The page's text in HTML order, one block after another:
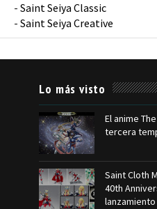
- Saint Seiya Classic
- Saint Seiya Creative
Lo más visto
El anime
tercera
Saint Cloth
40th